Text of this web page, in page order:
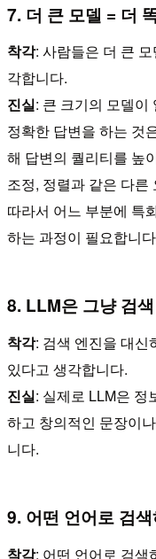
7. 더 큰 모델 = 더
착각: 사람들은 더 큰 모
각합니다.
진실: 큰 크기의 모델이
정확한 답변을 하는 것
해 답변의 퀄리티를 높
조정, 정렬과 같은 다
따라서 어느 부분에 특
하는 과정이 필요합니
8. LLM은 그냥 검
착각: 검색 엔진을 대신
있다고 생각합니다.
진실: 실제로 LLM은 정
하고 창의적인 문장이
니다.
9. 어떤 언어로 검
착각: 어떤 언어로 검색